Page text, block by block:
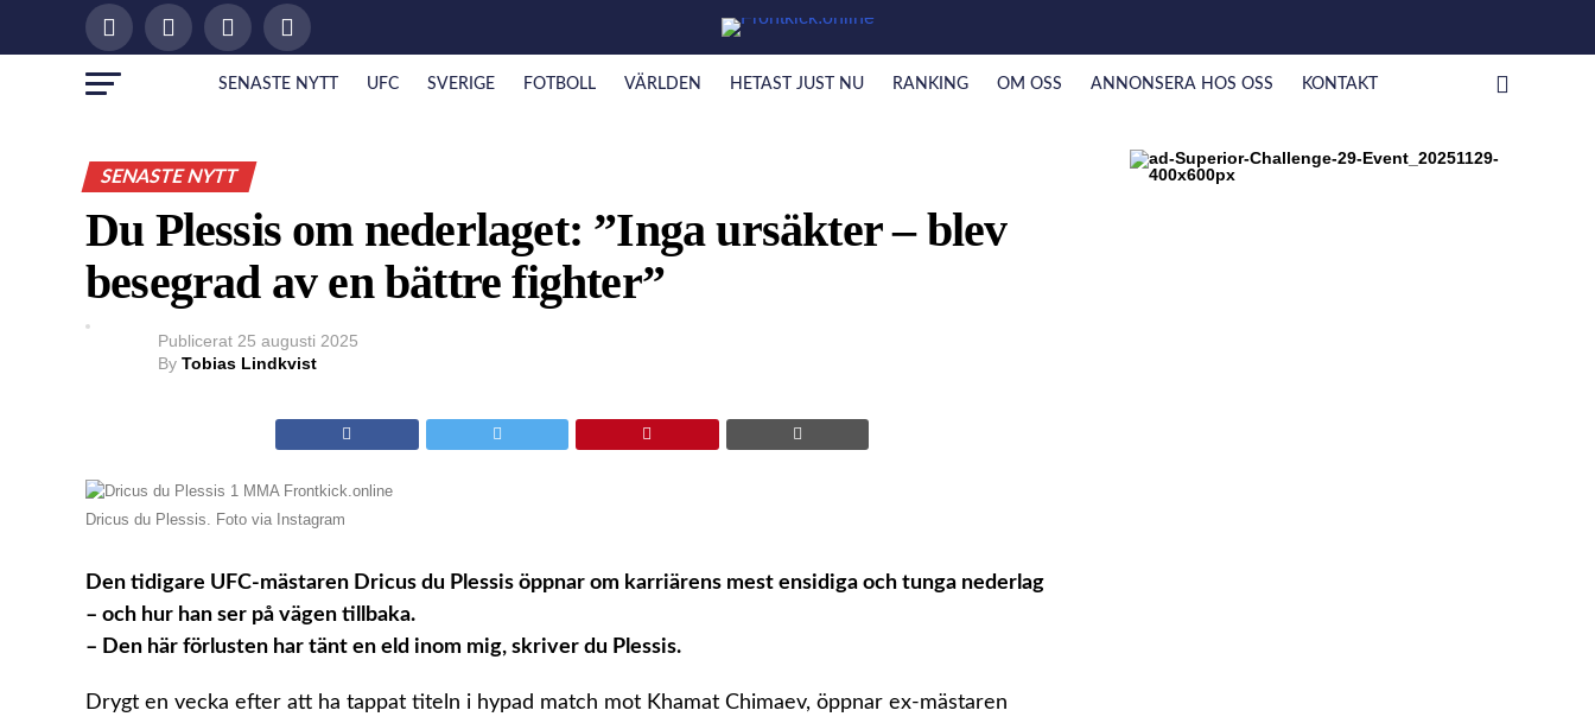
SENASTE NYTT UFC SVERIGE FOTBOLL VÄRLDEN HETAST JUST NU RANKING OM OSS ANNONSERA HOS OSS KONTAKT
SENASTE NYTT
Du Plessis om nederlaget: ”Inga ursäkter – blev
besegrad av en bättre fighter”
Publicerat 25 augusti 2025
By Tobias Lindkvist
Dricus du Plessis. Foto via Instagram
Den tidigare UFC-mästaren Dricus du Plessis öppnar om karriärens mest ensidiga och tunga nederlag
– och hur han ser på vägen tillbaka.
– Den här förlusten har tänt en eld inom mig, skriver du Plessis.
Drygt en vecka efter att ha tappat titeln i hypad match mot Khamat Chimaev, öppnar ex-mästaren